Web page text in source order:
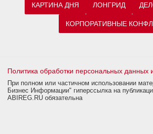
КАРТИНА ДНЯ ЛОНГРИД
КОРПОРАТИВНЫЕ
Политика обработки персональных
При полном или частичном использовании
Бизнес Информации" гиперссылка на
ABIREG.RU обязательна